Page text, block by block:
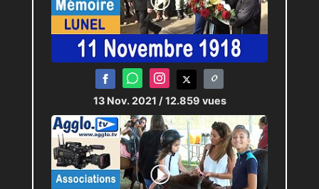
13 Nov. 2021 / 12.859 vues